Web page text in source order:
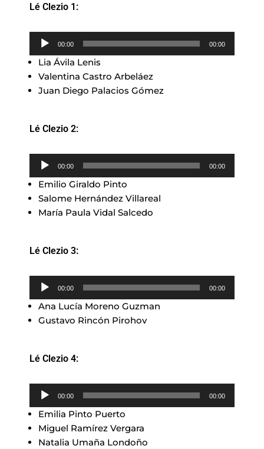
Lé Clezio 1:
Reproductor
audio
00:00 00:00
Lia Ávila Lenis
Valentina Castro Arbeláez
Juan Diego Palacios Gómez
Lé Clezio 2:
Reproductor
audio
00:00 00:00
Emilio Giraldo Pinto
Salome Hernández Villareal
María Paula Vidal Salcedo
Lé Clezio 3:
Reproductor
audio
00:00 00:00
Ana Lucía Moreno Guzman
Gustavo Rincón Pirohov
Lé Clezio 4:
Reproductor
audio
00:00 00:00
Emilia Pinto Puerto
Miguel Ramírez Vergara
Natalia Umaña Londoño